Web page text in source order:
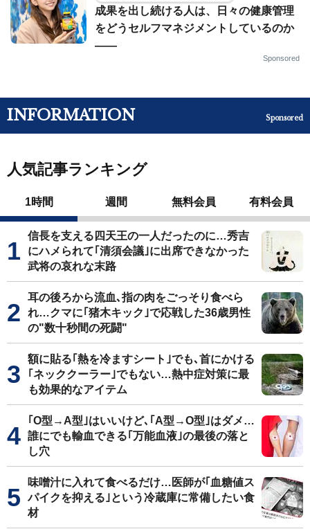
成果を出し続ける人は、日々の健康管理
をどうセルフマネジメントしているのか
——
Sponsored
INFORMATION Sponsored
人気記事ランキング
1時間 週間 無料会員 有料会員
信長を支える四天王の一人だったのに…秀吉
にハメられて｢清須会議｣に出席できなかった
武将の哀れな末路
耳の後ろから流血､指の肉をごっそり食べら
れ…クマに｢猪木キック｣で応戦した36歳男性
の"数十秒間の死闘"
額に貼る｢熱を冷ますシート｣でも､首にかける
｢ネッククーラー｣でもない…熱中症対策に最
も効果的なアイテム
｢O型→A型｣はいいけど､｢A型→O型｣はダメ…
誰にでも輸血できる｢万能血液｣の最後の落と
し穴
味噌汁に入れて食べるだけ…医師が｢血糖値ス
パイクを抑える｣という冷蔵庫に常備したい食
材